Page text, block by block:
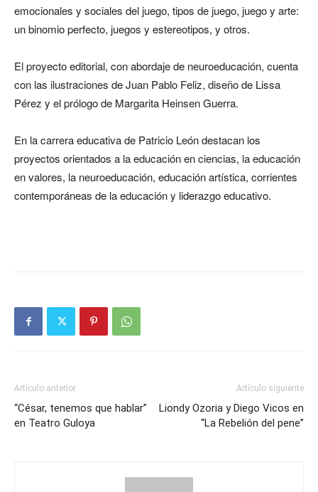
emocionales y sociales del juego, tipos de juego, juego y arte:
un binomio perfecto, juegos y estereotipos, y otros.
El proyecto editorial, con abordaje de neuroeducación, cuenta
con las ilustraciones de Juan Pablo Feliz, diseño de Lissa
Pérez y el prólogo de Margarita Heinsen Guerra.
En la carrera educativa de Patricio León destacan los
proyectos orientados a la educación en ciencias, la educación
en valores, la neuroeducación, educación artística, corrientes
contemporáneas de la educación y liderazgo educativo.
Artículo anterior
“César, tenemos que hablar”
en Teatro Guloya
Artículo siguiente
Liondy Ozoria y Diego Vicos en
“La Rebelión del pene”